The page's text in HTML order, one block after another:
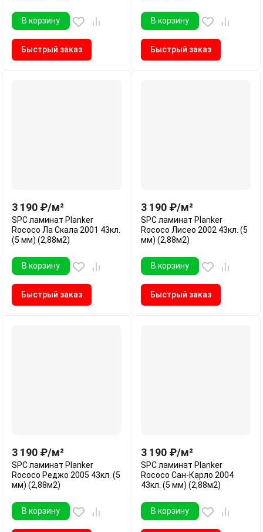
В корзину
Быстрый заказ
В корзину
Быстрый заказ
3 190 ₽/м²
SPC ламинат Planker
Rococo Ла Скала 2001 43кл.
(5 мм) (2,88м2)
В корзину
Быстрый заказ
3 190 ₽/м²
SPC ламинат Planker
Rococo Лисео 2002 43кл. (5
мм) (2,88м2)
В корзину
Быстрый заказ
3 190 ₽/м²
SPC ламинат Planker
Rococo Реджо 2005 43кл. (5
мм) (2,88м2)
В корзину
3 190 ₽/м²
SPC ламинат Planker
Rococo Сан-Карло 2004
43кл. (5 мм) (2,88м2)
В корзину